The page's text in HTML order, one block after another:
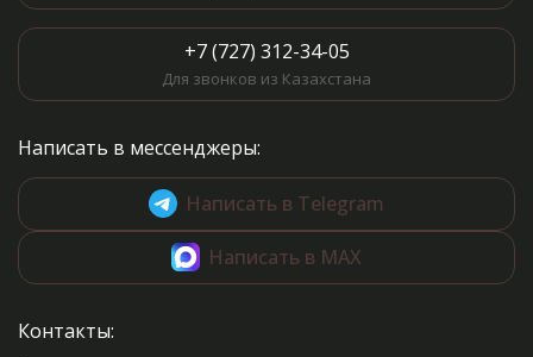
+7 (727) 312-34-05
Для звонков из Казахстана
Написать в мессенджеры:
Написать в Telegram
Написать в MAX
Контакты: